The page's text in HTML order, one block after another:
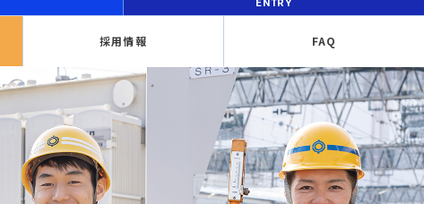
ENTRY
採用情報 FAQ